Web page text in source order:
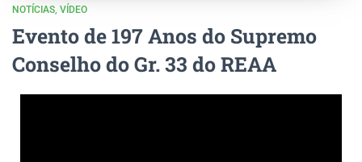
NOTÍCIAS VÍDEO
Evento de 197 Anos do Supremo
Conselho do Gr. 33 do REAA